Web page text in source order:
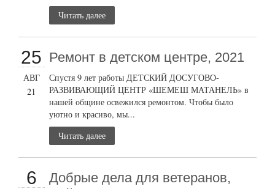
Читать далее
25
АВГ
21
Ремонт в детском центре, 2021
Спустя 9 лет работы ДЕТСКИЙ ДОСУГОВО-
РАЗВИВАЮЩИЙ ЦЕНТР «ШЕМЕШ МАТАНЕЛЬ» в
нашей общине освежился ремонтом. Чтобы было
уютно и красиво, мы...
Читать далее
6
Добрые дела для ветеранов,